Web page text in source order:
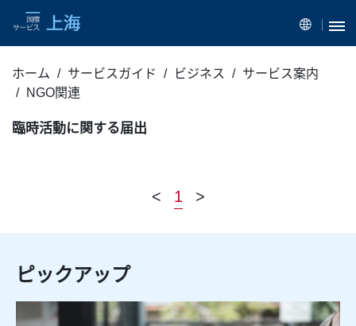
ホーム サービスガイド ビジネス
サービス案内
NGO関連
臨時活動に関する届出
< 1 >
ピックアップ